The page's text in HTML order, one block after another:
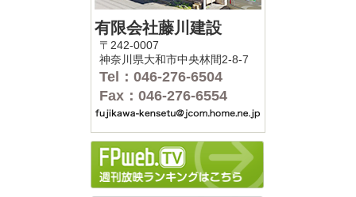
有限会社藤川建設
〒242-0007
神奈川県大和市中央林間2-8-7
Tel：046-276-6504
Fax：046-276-6554